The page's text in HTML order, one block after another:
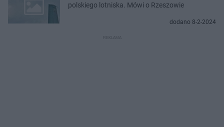
polskiego lotniska. Mówi o Rzeszowie
dodano 8-2-2024